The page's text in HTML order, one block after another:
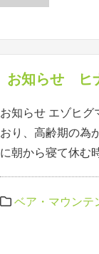
お知らせ ヒ
お知らせ エゾヒ
おり、高齢期の為
に朝から寝て休む
ベア・マウンテ